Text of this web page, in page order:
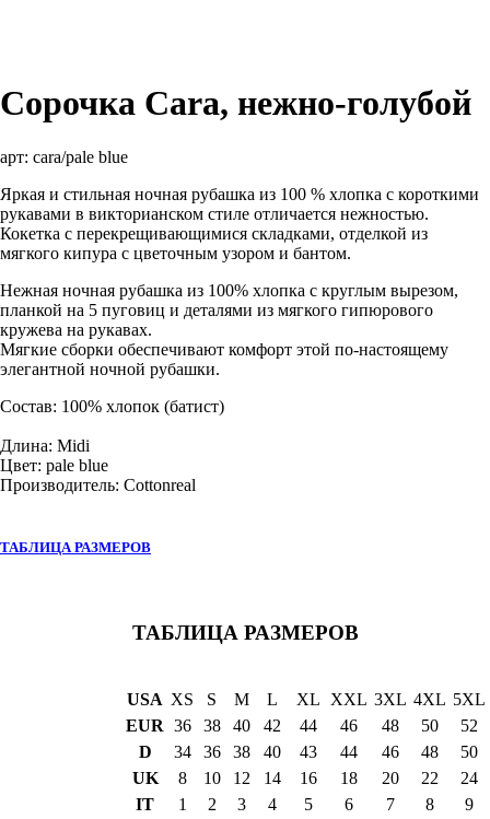
Сорочка Cara, нежно-голубой
арт: cara/pale blue
Яркая и стильная ночная рубашка из 100 % хлопка с короткими
рукавами в викторианском стиле отличается нежностью.
Кокетка с перекрещивающимися складками, отделкой из
мягкого кипура с цветочным узором и бантом.
Нежная ночная рубашка из 100% хлопка с круглым вырезом,
планкой на 5 пуговиц и деталями из мягкого гипюрового
кружева на рукавах.
Мягкие сборки обеспечивают комфорт этой по-настоящему
элегантной ночной рубашки.
Состав: 100% хлопок (батист)
Длина: Midi
Цвет: pale blue
Производитель: Cottonreal
ТАБЛИЦА РАЗМЕРОВ
ТАБЛИЦА РАЗМЕРОВ
USA XS S M L XL XXL 3XL 4XL 5XL
EUR 36 38 40 42 44 46 48 50
52
D
34 36 38 40 43 44 46 48
50
UK
8 10 12 14 16 18 20 22
24
IT
1 2 3 4 5 6 7 8
9